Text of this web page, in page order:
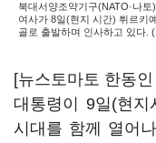
북대서양조약기구(NATO·나
여사가 8일(현지 시간) 튀르키
골로 출발하며 인사하고 있다.
[뉴스토마토 한동
대통령이 9일(현
시대를 함께 열어